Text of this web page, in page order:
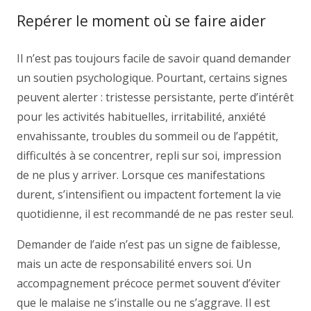
Repérer le moment où se faire aider
Il n’est pas toujours facile de savoir quand demander
un soutien psychologique. Pourtant, certains signes
peuvent alerter : tristesse persistante, perte d’intérêt
pour les activités habituelles, irritabilité, anxiété
envahissante, troubles du sommeil ou de l’appétit,
difficultés à se concentrer, repli sur soi, impression
de ne plus y arriver. Lorsque ces manifestations
durent, s’intensifient ou impactent fortement la vie
quotidienne, il est recommandé de ne pas rester seul.
Demander de l’aide n’est pas un signe de faiblesse,
mais un acte de responsabilité envers soi. Un
accompagnement précoce permet souvent d’éviter
que le malaise ne s’installe ou ne s’aggrave. Il est